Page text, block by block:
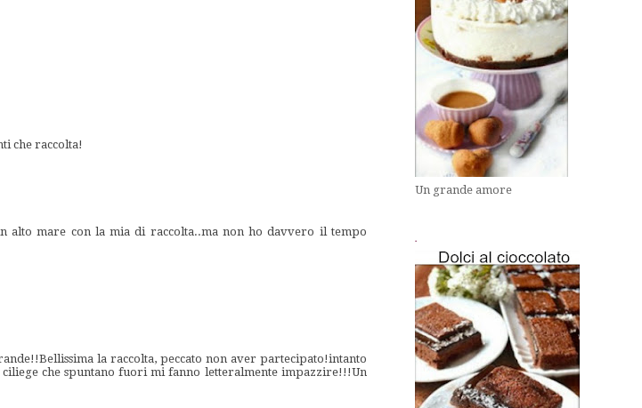
che raccolta!
alto mare con la mia di raccolta..ma non ho davvero il tempo
la raccolta, peccato non aver partecipato!intanto
ciliege che spuntano fuori mi fanno letteralmente impazzire!!!Un
Un grande amore
.